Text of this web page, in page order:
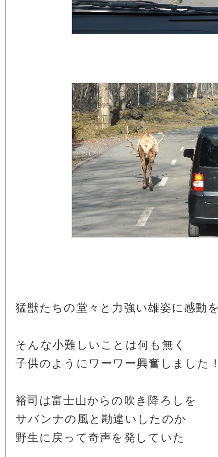
猛獣たちの堂々と力強い雄姿に感動
そんな小難しいことは何も無く
子供のようにワーワー興奮しました
裕司は富士山からの吹き降ろしを
サバンナの風と勘違いしたのか
野生に戻って奇声を発していた